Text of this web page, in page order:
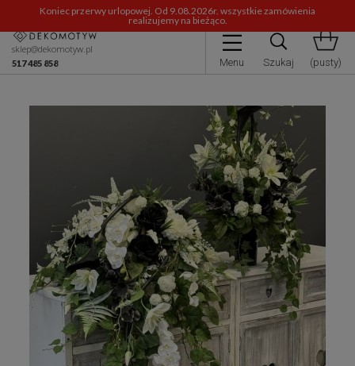
Koniec przerwy urlopowej. Od 9.08.2026r. wszystkie zamówienia
realizujemy na bieżąco.
Menu Szukaj (pusty)
sklep@dekomotyw.pl
517 485 858